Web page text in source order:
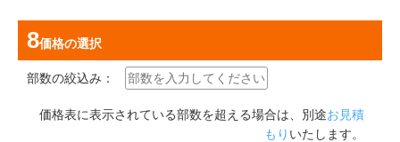
価格の選択
部数の絞込み：
価格表に表示されている部数を超える場合は、別途お見積
もり いたします。